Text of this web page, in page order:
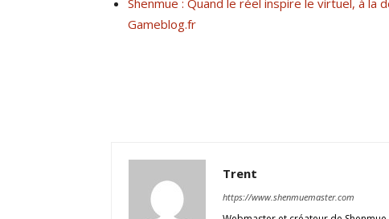
Shenmue : Quand le réel inspire le virtuel, à la
Gameblog.fr
Trent
https://www.shenmuemaster.com